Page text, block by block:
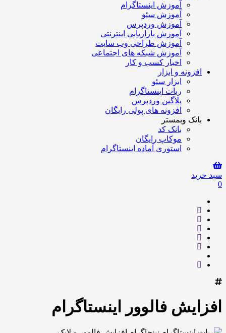
آموزش اینستاگرام
آموزش سئو
آموزش وردپرس
آموزش بازاریابی اینترنتی
آموزش طراحی وب سایت
آموزش شبکه های اجتماعی
اخبار کسب و کار
افزونه و ابزار
ابزار سئو
ربات اینستاگرام
پلاگین وردپرس
افزونه های پولی رایگان
بانک وبمستر
بانک کد
موکاپ رایگان
استوری آماده اینستاگرام
سبد خرید
0
افزایش فالوور اینستاگرام